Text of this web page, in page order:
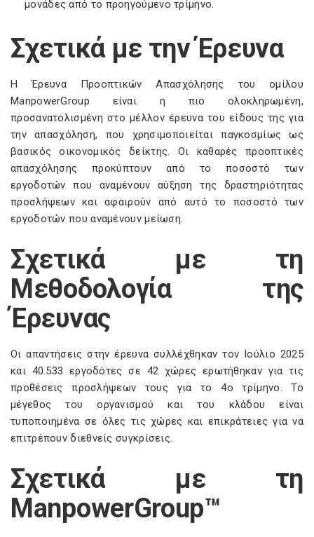
μονάδες από το προηγούμενο τρίμηνο.
Σχετικά με την Έρευνα
Η Έρευνα Προοπτικών Απασχόλησης του ομίλου
ManpowerGroup είναι η πιο ολοκληρωμένη,
προσανατολισμένη στο μέλλον έρευνα του είδους της για
την απασχόληση, που χρησιμοποιείται παγκοσμίως ως
βασικός οικονομικός δείκτης. Οι καθαρές προοπτικές
απασχόλησης προκύπτουν από το ποσοστό των
εργοδοτών που αναμένουν αύξηση της δραστηριότητας
προσλήψεων και αφαιρούν από αυτό το ποσοστό των
εργοδοτών που αναμένουν μείωση.
Σχετικά με τη
Μεθοδολογία της
Έρευνας
Οι απαντήσεις στην έρευνα συλλέχθηκαν τον Ιούλιο 2025
και 40.533 εργοδότες σε 42 χώρες ερωτήθηκαν για τις
προθέσεις προσλήψεων τους για το 4ο τρίμηνο. Το
μέγεθος του οργανισμού και του κλάδου είναι
τυποποιημένα σε όλες τις χώρες και επικράτειες για να
επιτρέπουν διεθνείς συγκρίσεις.
Σχετικά με τη
ManpowerGroup™